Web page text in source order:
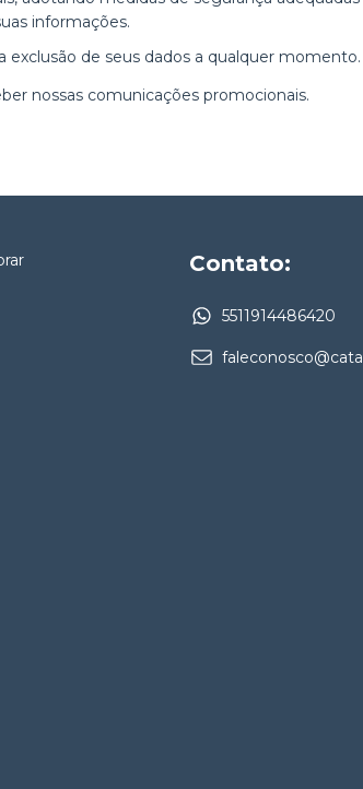
informações.
exclusão de seus dados a qualquer momento.
nossas comunicações promocionais.
Contato:
5511914486420